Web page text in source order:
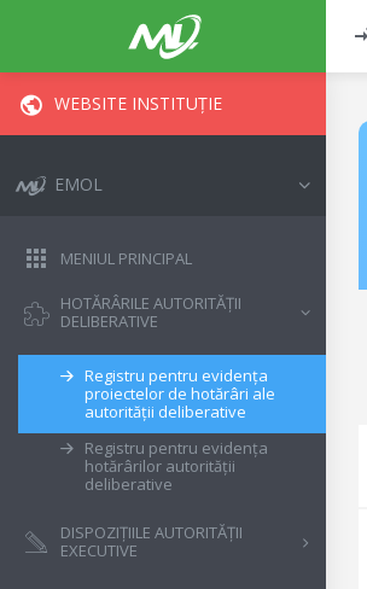
WEBSITE INSTITUȚIE
EMOL
MENIUL PRINCIPAL
HOTĂRÂRILE AUTORITĂȚII
DELIBERATIVE
Registru pentru evidența
proiectelor de hotărâri ale
autorității deliberative
Registru pentru evidența
hotărârilor autorității
deliberative
DISPOZIȚIILE AUTORITĂȚII
EXECUTIVE